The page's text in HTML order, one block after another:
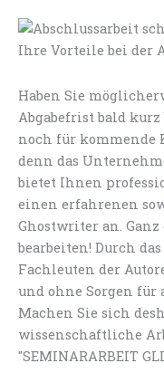
Ihre Vorteile bei der
Haben Sie
Abgabefrist bald kurz
noch für kommende
denn das
bietet Ihnen
einen erfahrenen
Ghostwriter an. Ganz
bearbeiten! Durch
Fachleuten der
und ohne Sorgen für
Machen Sie sich
wissenschaftliche
"SEMINARARBEIT